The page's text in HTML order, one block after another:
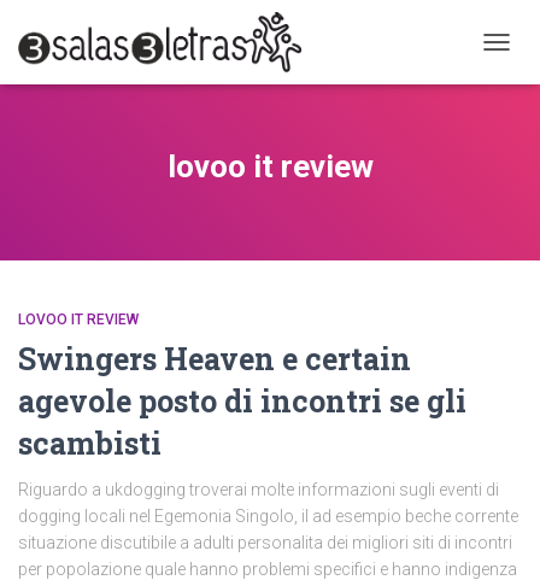
MODO
lovoo it review
LOVOO IT REVIEW
Swingers Heaven e certain
agevole posto di incontri se gli
scambisti
Riguardo a ukdogging troverai molte informazioni sugli eventi di
dogging locali nel Egemonia Singolo, il ad esempio beche corrente
situazione discutibile a adulti personalita dei migliori siti di incontri
per popolazione quale hanno problemi specifici e hanno indigenza